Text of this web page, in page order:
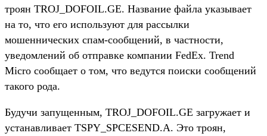
троян TROJ_DOFOIL.GE. Название файла указывает
на то, что его используют для рассылки
мошеннических спам-сообщений, в частности,
уведомлений об отправке компании FedEx. Trend
Micro сообщает о том, что ведутся поиски сообщений
такого рода.
Будучи запущенным, TROJ_DOFOIL.GE загружает и
устанавливает TSPY_SPCESEND.A. Это троян,